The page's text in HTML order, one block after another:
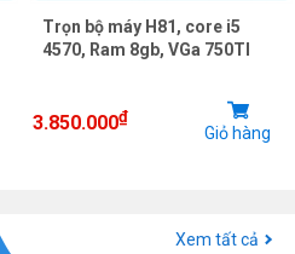
Trọn bộ máy H81, core i5
4570, Ram 8gb, VGa 750TI
3.850.000₫
Giỏ hàng
Xem tất cả